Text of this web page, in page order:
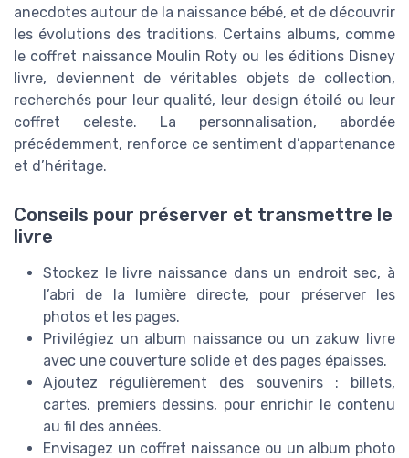
anecdotes autour de la naissance bébé, et de découvrir
les évolutions des traditions. Certains albums, comme
le coffret naissance Moulin Roty ou les éditions Disney
livre, deviennent de véritables objets de collection,
recherchés pour leur qualité, leur design étoilé ou leur
coffret celeste. La personnalisation, abordée
précédemment, renforce ce sentiment d’appartenance
et d’héritage.
Conseils pour préserver et transmettre le
livre
Stockez le livre naissance dans un endroit sec, à
l’abri de la lumière directe, pour préserver les
photos et les pages.
Privilégiez un album naissance ou un zakuw livre
avec une couverture solide et des pages épaisses.
Ajoutez régulièrement des souvenirs : billets,
cartes, premiers dessins, pour enrichir le contenu
au fil des années.
Envisagez un coffret naissance ou un album photo